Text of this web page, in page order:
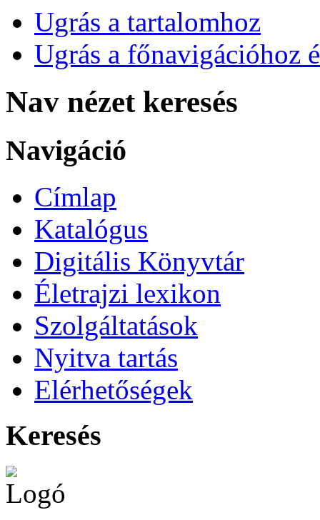
Ugrás a tartalomhoz
Ugrás a főnavigációhoz
Nav nézet keresés
Navigáció
Címlap
Katalógus
Digitális Könyvtár
Életrajzi lexikon
Szolgáltatások
Nyitva tartás
Elérhetőségek
Keresés